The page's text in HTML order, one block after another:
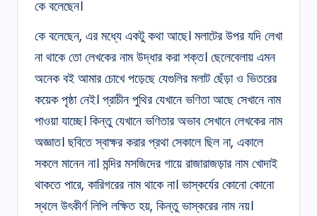
কে বলেছেন।
কে বলেছেন, এর মধ্যে একটু কথা আছে। মলাটের উপর যদি লেখা
না থাকে তো লেখকের নাম উদ্ধার করা শক্ত। ছেলেবেলায় এমন
অনেক বই আমার চোখে পড়েছে যেগুলির মলাট ছেঁড়া ও ভিতরের
কয়েক পৃষ্ঠা নেই। প্রাচীন পুথির যেখানে ভণিতা আছে সেখানে নাম
পাওয়া যাচ্ছে। কিন্তু যেখানে ভণিতার অভাব সেখানে লেখকের নাম
অজ্ঞাত। ছবিতে স্বাক্ষর করার প্রথা সেকালে ছিল না, একালে
সকলে মানেন না। মন্দির মসজিদের গায়ে রাজারাজড়ার নাম খোদাই
থাকতে পারে, কারিগরের নাম থাকে না। ভাস্কর্যের কোনো কোনো
স্থলে উৎকীর্ণ লিপি লক্ষিত হয়, কিন্তু ভাস্করের নাম নয়।